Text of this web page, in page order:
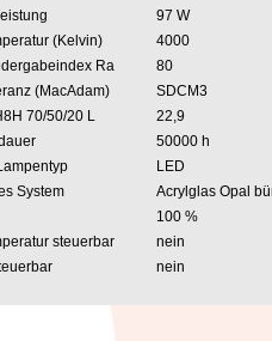
97 W
(Kelvin)
4000
Ra
80
(MacAdam)
SDCM3
70/50/20 L
22,9
50000 h
LED
System
Acrylglas Opal
100 %
steuerbar
nein
nein